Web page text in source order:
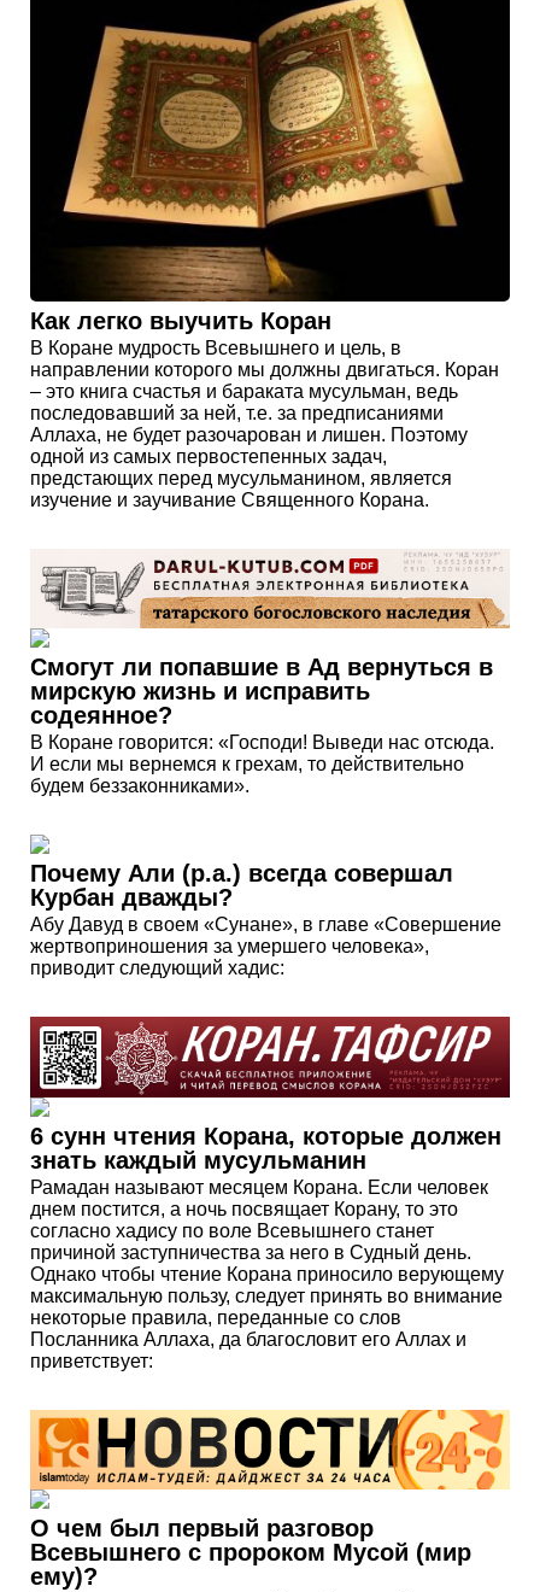
Как легко выучить Коран
В Коране мудрость Всевышнего и цель, в
направлении которого мы должны двигаться. Коран
– это книга счастья и бараката мусульман, ведь
последовавший за ней, т.е. за предписаниями
Аллаха, не будет разочарован и лишен. Поэтому
одной из самых первостепенных задач,
предстающих перед мусульманином, является
изучение и заучивание Священного Корана.
Смогут ли попавшие в Ад вернуться в
мирскую жизнь и исправить
содеянное?
В Коране говорится: «Господи! Выведи нас отсюда.
И если мы вернемся к грехам, то действительно
будем беззаконниками».
Почему Али (р.а.) всегда совершал
Курбан дважды?
Абу Давуд в своем «Сунане», в главе «Совершение
жертвоприношения за умершего человека»,
приводит следующий хадис:
6 сунн чтения Корана, которые должен
знать каждый мусульманин
Рамадан называют месяцем Корана. Если человек
днем постится, а ночь посвящает Корану, то это
согласно хадису по воле Всевышнего станет
причиной заступничества за него в Судный день.
Однако чтобы чтение Корана приносило верующему
максимальную пользу, следует принять во внимание
некоторые правила, переданные со слов
Посланника Аллаха, да благословит его Аллах и
приветствует:
О чем был первый разговор
Всевышнего с пророком Мусой (мир
ему)?